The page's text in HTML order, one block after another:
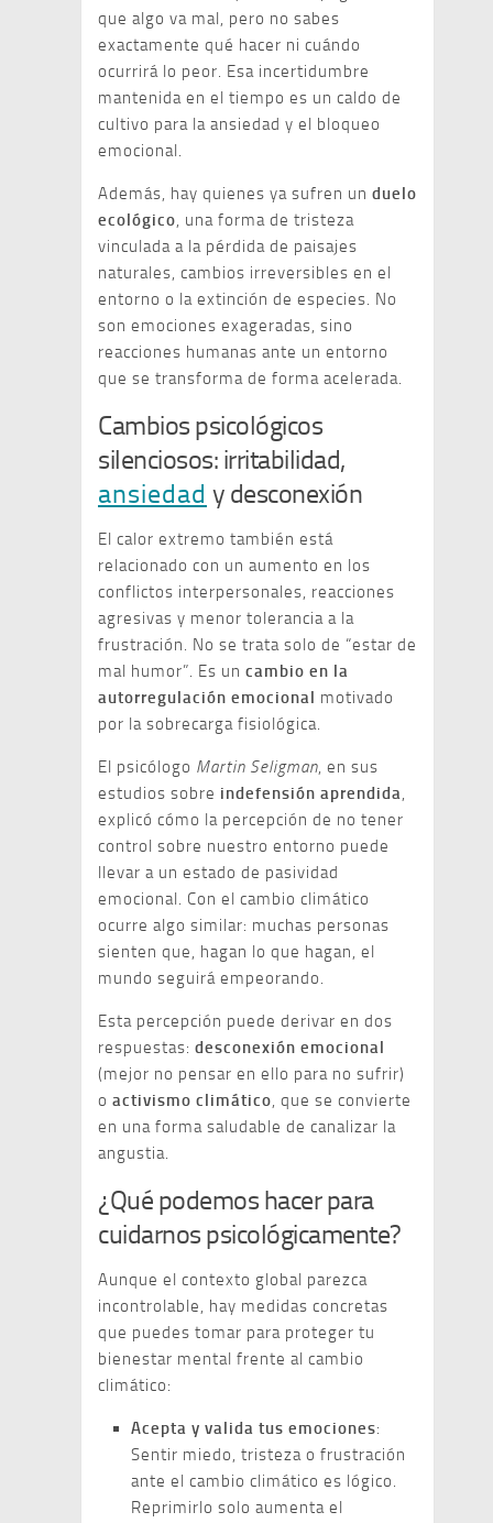
que algo va mal, pero no sabes
exactamente qué hacer ni cuándo
ocurrirá lo peor. Esa incertidumbre
mantenida en el tiempo es un caldo de
cultivo para la ansiedad y el bloqueo
emocional.
Además, hay quienes ya sufren un duelo
ecológico, una forma de tristeza
vinculada a la pérdida de paisajes
naturales, cambios irreversibles en el
entorno o la extinción de especies. No
son emociones exageradas, sino
reacciones humanas ante un entorno
que se transforma de forma acelerada.
Cambios psicológicos
silenciosos: irritabilidad,
ansiedad y desconexión
El calor extremo también está
relacionado con un aumento en los
conflictos interpersonales, reacciones
agresivas y menor tolerancia a la
frustración. No se trata solo de “estar de
mal humor”. Es un cambio en la
autorregulación emocional motivado
por la sobrecarga fisiológica.
El psicólogo Martin Seligman, en sus
estudios sobre indefensión aprendida,
explicó cómo la percepción de no tener
control sobre nuestro entorno puede
llevar a un estado de pasividad
emocional. Con el cambio climático
ocurre algo similar: muchas personas
sienten que, hagan lo que hagan, el
mundo seguirá empeorando.
Esta percepción puede derivar en dos
respuestas: desconexión emocional
(mejor no pensar en ello para no sufrir)
o activismo climático, que se convierte
en una forma saludable de canalizar la
angustia.
¿Qué podemos hacer para
cuidarnos psicológicamente?
Aunque el contexto global parezca
incontrolable, hay medidas concretas
que puedes tomar para proteger tu
bienestar mental frente al cambio
climático:
Acepta y valida tus emociones:
Sentir miedo, tristeza o frustración
ante el cambio climático es lógico.
Reprimirlo solo aumenta el